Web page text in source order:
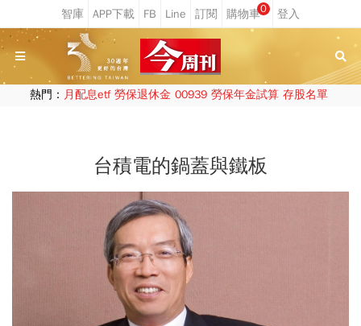
0
熱門： 月配息etf 勞保退休金 00939 勞保年金試算 存股名單
台積電的鍋蓋與鐵板